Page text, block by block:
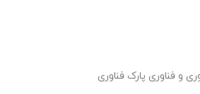
نوآوری و فناوری پارک فناوری